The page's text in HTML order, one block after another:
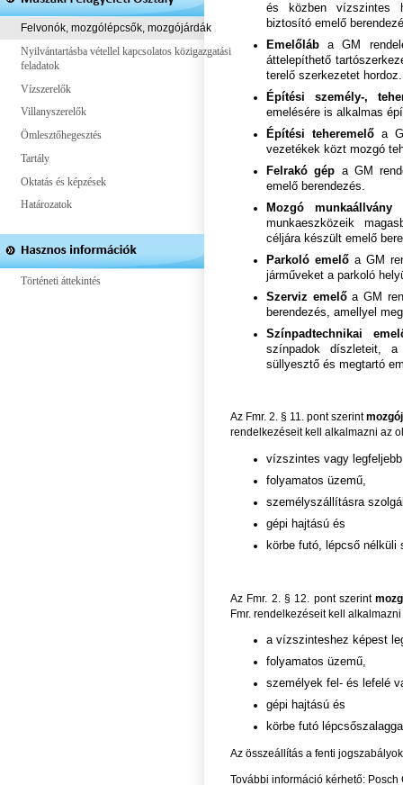
Felvonók, mozgólépcsők, mozgójárdák
Nyilvántartásba vétellel kapcsolatos közigazgatási
feladatok
Vízszerelők
Villanyszerelők
Ömlesztőhegesztés
Tartály
Oktatás és képzések
Határozatok
Történeti áttekintés
és közben vízszintes
biztosító emelő
Emelőláb a GM
áttelepíthető
terelő szerkezetet hordoz.
Építési személy-,
emelésére is alkalmas
Építési teheremelő a
vezetékek közt mozgó
Felrakó gép a GM
emelő berendezés.
Mozgó munkaállvány
munkaeszközeik
céljára készült emelő
Parkoló emelő a GM
járműveket a parkoló
Szerviz emelőa GM
berendezés, amellyel
Színpadtechnikai
színpadok díszleteit, a
süllyesztő és megtartó
Az Fmr. 2. § 11. pont szerint
rendelkezéseit kell alkalmazni az
vízszintes vagy
folyamatos üzemű,
személyszállításra
gépi hajtású és
körbe futó, lépcső nélküli
Az Fmr. 2. § 12. pont szerint
Fmr. rendelkezéseit kell
a vízszinteshez képest
folyamatos üzemű,
személyek fel- és lefelé
gépi hajtású és
körbe futó
Az összeállítás a fenti
További információ kérhető: